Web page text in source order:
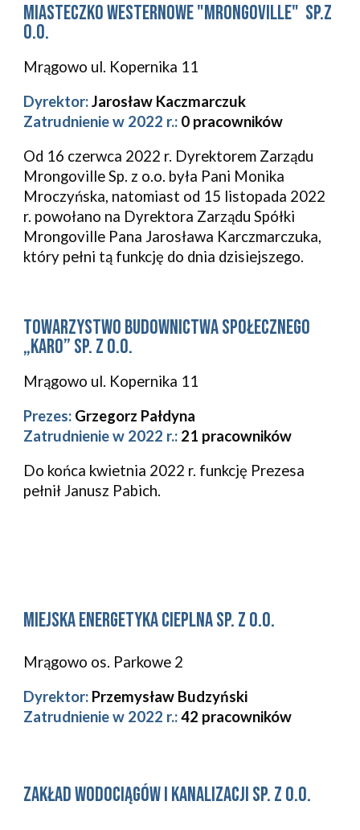
Miasteczko Westernowe "Mrongoville" Sp.z
o.o.
Mrągowo ul. Kopernika 11
Dyrektor: Jarosław Kaczmarczuk
Zatrudnienie w 2022 r.: 0 pracowników
Od 16 czerwca 2022 r. Dyrektorem Zarządu
Mrongoville Sp. z o.o. była Pani Monika
Mroczyńska, natomiast od 15 listopada 2022
r. powołano na Dyrektora Zarządu Spółki
Mrongoville Pana Jarosława Karczmarczuka,
który pełni tą funkcję do dnia dzisiejszego.
Towarzystwo Budownictwa Społecznego
„Karo” sp. z o.o.
Mrągowo ul. Kopernika 11
Prezes: Grzegorz Pałdyna
Zatrudnienie w 2022 r.: 21 pracowników
Do końca kwietnia 2022 r. funkcję Prezesa
pełnił Janusz Pabich.
Miejska Energetyka Cieplna sp. z o.o.
Mrągowo os. Parkowe 2
Dyrektor: Przemysław Budzyński
Zatrudnienie w 2022 r.:42 pracowników
Zakład Wodociągów i Kanalizacji sp. z o.o.